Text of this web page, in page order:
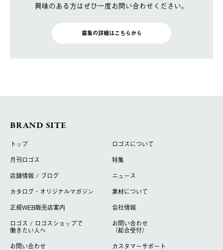
興味のある方はぜひ一度お問い合わせください。
募集の詳細はこちらから
BRAND SITE
トップ
ロゴスについて
月刊ロゴス
特集
店舗情報 / ブログ
ニュース
カタログ・オリジナルマガジン
素材について
正規WEB販売店案内
会社情報
ロゴス / ロゴスショップで
働きたい人へ
お問い合わせ
（総合受付）
お問い合わせ
カスタマーサポート